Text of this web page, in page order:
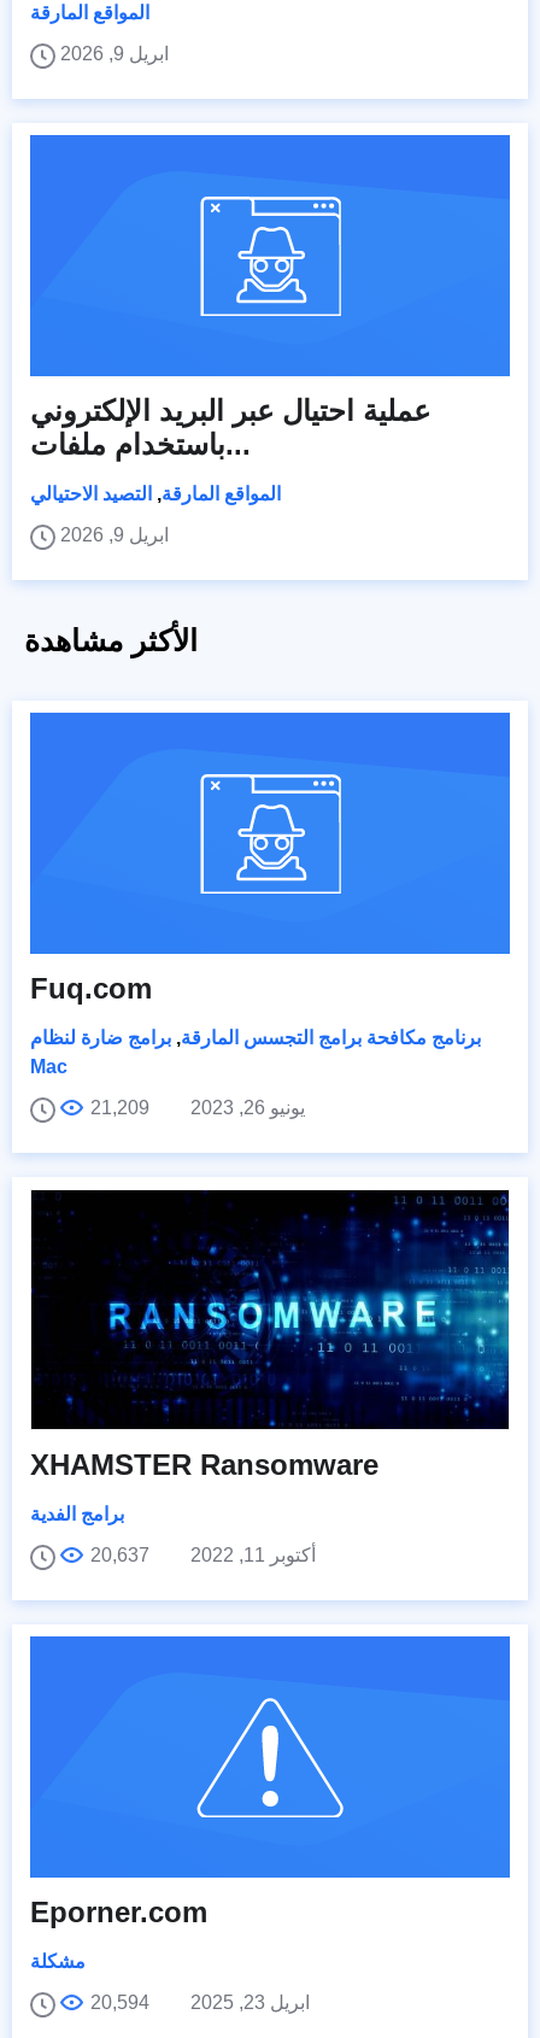
المواقع المارقة
ابريل 9, 2026
عملية احتيال عبر البريد الإلكتروني
باستخدام ملفات...
المواقع المارقة, التصيد الاحتيالي
ابريل 9, 2026
الأكثر مشاهدة
Fuq.com
برنامج مكافحة برامج التجسس المارقة, برامج ضارة لنظام
Mac
يونيو 26, 2023
21,209
XHAMSTER Ransomware
برامج الفدية
أكتوبر 11, 2022
20,637
Eporner.com
مشكلة
ابريل 23, 2025
20,594